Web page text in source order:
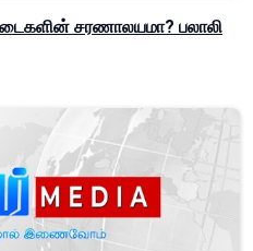
சரணாலயமா? பலாலி